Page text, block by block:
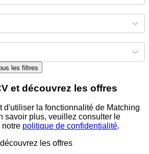
les filtres
et découvrez les offres
d'utiliser la fonctionnalité de Matching
savoir plus, veuillez consulter le
notre politique de confidentialité.
les offres